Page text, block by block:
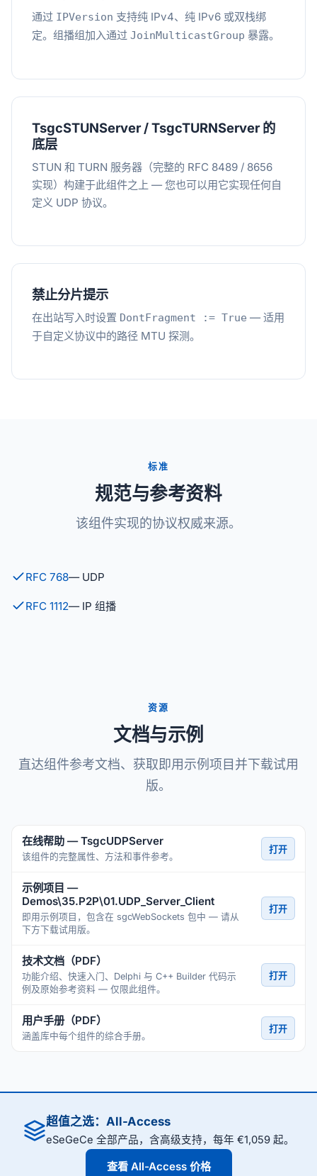
通过 IPVersion 支持纯 IPv4、纯 IPv6 或双栈绑
定。组播组加入通过 JoinMulticastGroup 暴露。
TsgcSTUNServer / TsgcTURNServer 的
底层
STUN 和 TURN 服务器（完整的 RFC 8489 / 8656
实现）构建于此组件之上 — 您也可以用它实现任何自
定义 UDP 协议。
禁止分片提示
在出站写入时设置 DontFragment := True — 适用
于自定义协议中的路径 MTU 探测。
标准
规范与参考资料
该组件实现的协议权威来源。
RFC 768— UDP
RFC 1112— IP 组播
资源
文档与示例
直达组件参考文档、获取即用示例项目并下载试用
版。
在线帮助 — TsgcUDPServer
该组件的完整属性、方法和事件参考。
打开
示例项目 —
Demos\35.P2P\01.UDP_Server_Client
即用示例项目，包含在 sgcWebSockets 包中 — 请从
下方下载试用版。
打开
技术文档（PDF）
功能介绍、快速入门、Delphi 与 C++ Builder 代码示
例及原始参考资料 — 仅限此组件。
打开
用户手册（PDF）
涵盖库中每个组件的综合手册。
打开
超值之选：All-Access
eSeGeCe 全部产品，含高级支持，每年 €1,059 起。
查看 All-Access 价格